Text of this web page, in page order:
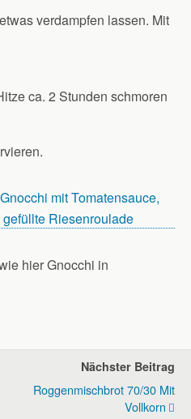
verdampfen lassen. Mit
ca. 2 Stunden schmoren
hier Gnocchi in
Nächster Beitrag
Roggenmischbrot 70/30 Mit
Vollkorn